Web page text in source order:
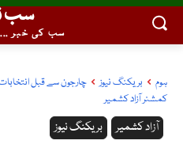
سب
سب کی خبر
ہوم بریکنگ نیوز
چارجون سے قبل
کمشنر آزاد کشمیر
بریکنگ نیوز آزاد کشمیر